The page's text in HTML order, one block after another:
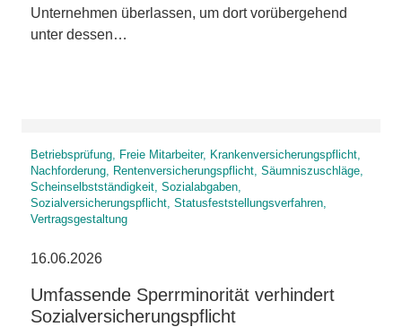
Unternehmen überlassen, um dort vorübergehend
unter dessen…
Betriebsprüfung, Freie Mitarbeiter, Krankenversicherungspflicht,
Nachforderung, Rentenversicherungspflicht, Säumniszuschläge,
Scheinselbstständigkeit, Sozialabgaben,
Sozialversicherungspflicht, Statusfeststellungsverfahren,
Vertragsgestaltung
16.06.2026
Umfassende Sperrminorität verhindert
Sozialversicherungspflicht